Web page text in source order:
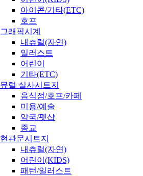
아이콘/기타(ETC)
호프
그래픽시계
내츄럴(자연)
일러스트
어린이
기타(ETC)
뮤럴 실사시트지
음식점/호프/카페
미용/예술
약국/펫샵
종교
현관문시트지
내츄럴(자연)
어린이(KIDS)
패턴/일러스트